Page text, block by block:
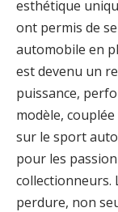
esthétique
ont permis de
automobile en
est devenu un
puissance,
modèle,
sur le sport
pour les
collectionneurs.
perdure, non